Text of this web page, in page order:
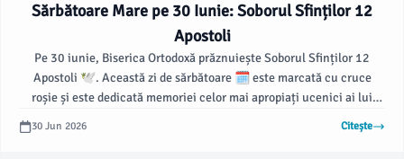
Sărbătoare Mare pe 30 Iunie: Soborul Sfinților 12
Apostoli
Pe 30 iunie, Biserica Ortodoxă prăznuiește Soborul Sfinților 12
Apostoli 🕊️. Această zi de sărbătoare 🗓️ este marcată cu cruce
roșie și este dedicată memoriei celor mai apropiați ucenici ai lui
30 Jun 2026 Citește